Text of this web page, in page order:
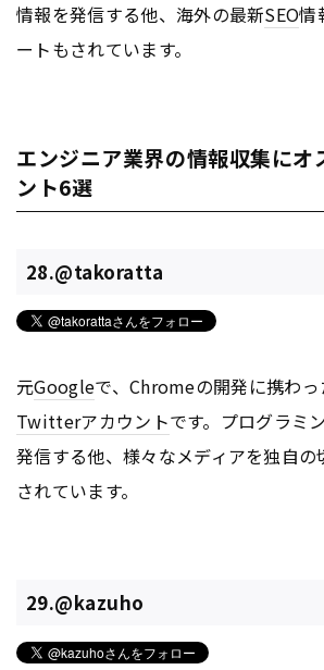
情報を発信する他、海外の最新SEO情
ートもされています。
エンジニア業界の情報収集にオ
ント6選
28.@takoratta
元Googleで、Chromeの開発に携わ
Twitterアカウントです。プログラミ
発信する他、様々なメディアを独自の
されています。
29.@kazuho